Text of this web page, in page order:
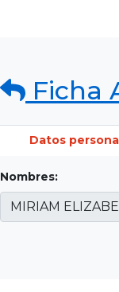
Ficha
Datos
Nombres: